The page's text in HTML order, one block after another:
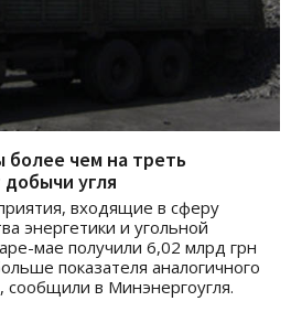
более чем на треть
угля
входящие в сферу
энергетики и угольной
мае получили 6,02 млрд грн
показателя аналогичного
сообщили в Минэнергоугля.